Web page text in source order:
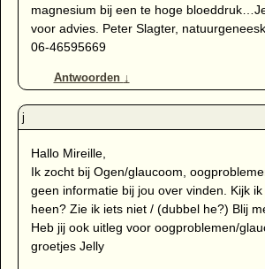
magnesium bij een te hoge
voor advies. Peter Slagter,
06-46595669
Antwoorden ↓
Hallo Mireille,
Ik zocht bij Ogen/glaucoom,
geen informatie bij jou over vinden. Kijk
heen? Zie ik iets niet / (dubbel he?) Blij
Heb jij ook uitleg voor oogproblemen/
groetjes Jelly